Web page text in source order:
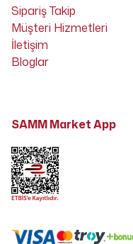
Sipariş Takip
Müşteri Hizmetleri
İletişim
Bloglar
SAMM Market App